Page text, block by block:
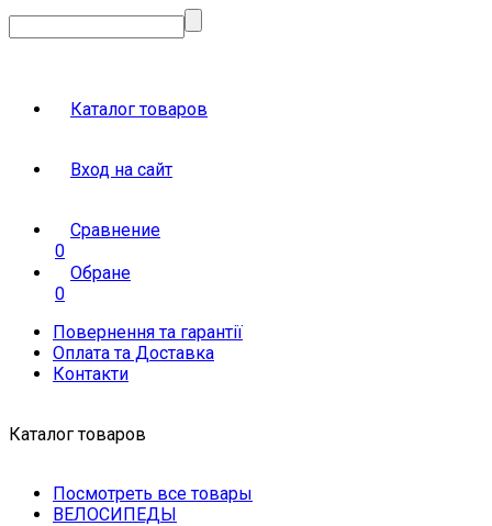
Каталог товаров
Вход на сайт
Сравнение
0
Обране
0
Повернення та гарантії
Оплата та Доставка
Контакти
Каталог товаров
Посмотреть все товары
ВЕЛОСИПЕДЫ